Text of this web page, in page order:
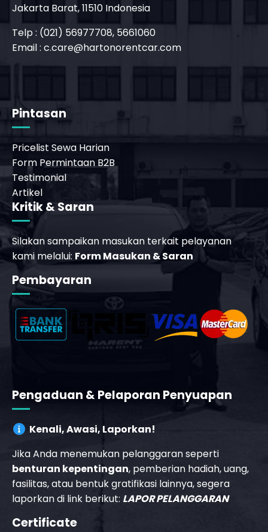
Jakarta Barat, 11510 Indonesia
Telp : (021) 56977708, 5661060
Email : c.care@hartonorentcar.com
Pintasan
Pricelist Sewa Harian
Form Permintaan B2B
Testimonial
Artikel
Kritik & Saran
Silakan sampaikan masukan terkait pelayanan
kami melalui: Form Masukan & Saran
Pembayaran
Pengaduan & Pelaporan Penyuapan
Kenali, Awasi, Laporkan!
Jika Anda menemukan pelanggaran seperti
benturan kepentingan, pemberian hadiah, uang,
fasilitas, atau bentuk gratifikasi lainnya, segera
laporkan di link berikut: LAPOR PELANGGARAN
Certificate